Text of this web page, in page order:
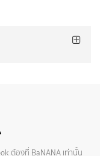
ต้องที่ BaNANA เท่านั้น